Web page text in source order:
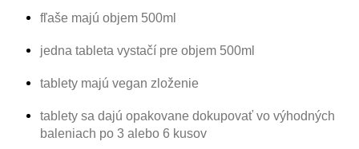
fľaše majú objem 500ml
jedna tableta vystačí pre objem 500ml
tablety majú vegan zloženie
tablety sa dajú opakovane dokupovať vo výhodných
baleniach po 3 alebo 6 kusov